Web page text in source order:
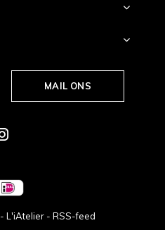
MAIL ONS
- L'iAtelier - RSS-feed